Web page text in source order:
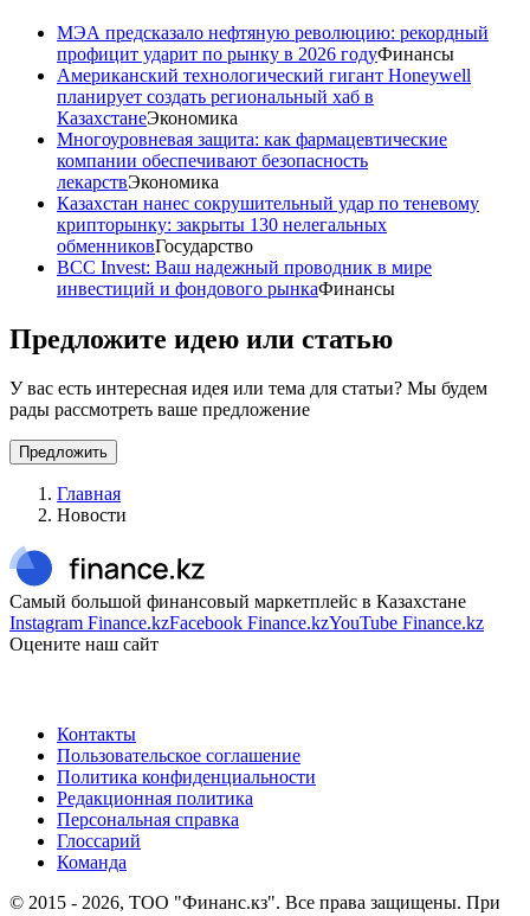
МЭА предсказало нефтяную революцию: рекордный
профицит ударит по рынку в 2026 годуФинансы
Американский технологический гигант Honeywell
планирует создать региональный хаб в
КазахстанеЭкономика
Многоуровневая защита: как фармацевтические
компании обеспечивают безопасность
лекарствЭкономика
Казахстан нанес сокрушительный удар по теневому
крипторынку: закрыты 130 нелегальных
обменниковГосударство
BCC Invest: Ваш надежный проводник в мире
инвестиций и фондового рынкаФинансы
Предложите идею или статью
У вас есть интересная идея или тема для статьи? Мы будем
рады рассмотреть ваше предложение
Предложить
Главная
Новости
Самый большой финансовый маркетплейс в Казахстане
Instagram Finance.kzFacebook Finance.kzYouTube Finance.kz
Оцените наш сайт
Контакты
Пользовательское соглашение
Политика конфиденциальности
Редакционная политика
Персональная справка
Глоссарий
Команда
© 2015 - 2026, ТОО "Финанс.кз". Все права защищены. При